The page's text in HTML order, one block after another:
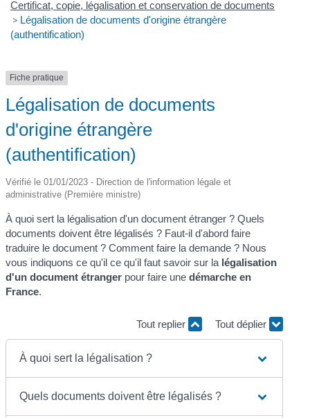
Certificat, copie, légalisation et conservation de documents
> Légalisation de documents d'origine étrangère
(authentification)
Fiche pratique
Légalisation de documents
d'origine étrangère
(authentification)
Vérifié le 01/01/2023 - Direction de l'information légale et
administrative (Première ministre)
À quoi sert la légalisation d'un document étranger ? Quels
documents doivent être légalisés ? Faut-il d'abord faire
traduire le document ? Comment faire la demande ? Nous
vous indiquons ce qu'il ce qu'il faut savoir sur la légalisation
d'un document étranger pour faire unedémarche en
France.
Tout replier Tout déplier
À quoi sert la légalisation ?
Quels documents doivent être légalisés ?